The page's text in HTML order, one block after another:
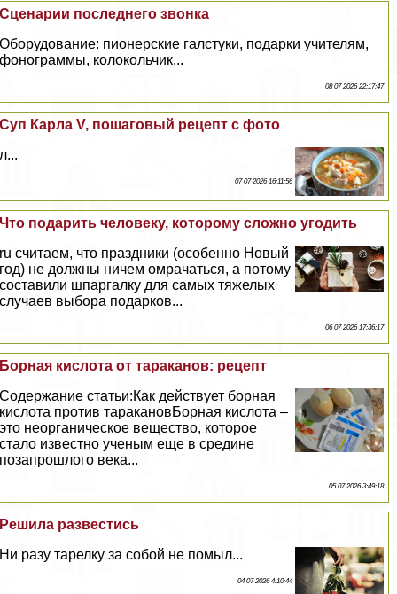
Сценарии последнего звонка
Оборудование: пионерские галстуки, подарки учителям,
фонограммы, колокольчик...
08 07 2026 22:17:47
Суп Карла V, пошаговый рецепт с фото
л...
07 07 2026 16:11:56
Что подарить человеку, которому сложно угодить
ru считаем, что праздники (особенно Новый
год) не должны ничем омрачаться, а потому
составили шпаргалку для самых тяжелых
случаев выбора подарков...
06 07 2026 17:36:17
Борная кислота от таpaканов: рецепт
Содержание статьи:Как действует борная
кислота против таpaкановБорная кислота –
это неорганическое вещество, которое
стало известно ученым еще в средине
позапрошлого века...
05 07 2026 3:49:18
Решила развестись
Ни разу тарелку за собой не помыл...
04 07 2026 4:10:44